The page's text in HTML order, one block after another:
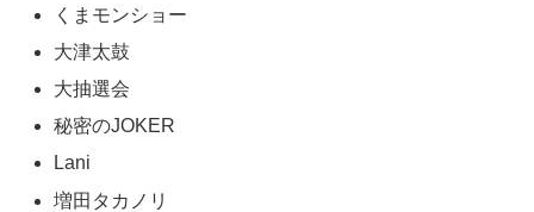
くまモンショー
大津太鼓
大抽選会
秘密のJOKER
Lani
増田タカノリ